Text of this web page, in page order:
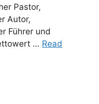
Pastor,
Autor,
Führer und
… Read